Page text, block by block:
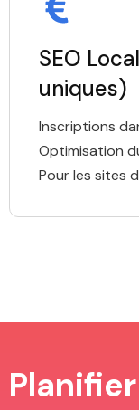
SEO
uniques)
Inscriptions
Optimisation
Pour les sites